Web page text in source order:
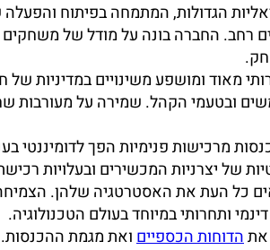
הגדולות, המתמחה בפיתוח
רחב. החברה בונה על מודל של משחקים
מאוד ומושפע משינויים במדיניות של
ובטעמי הקהל. שמירה על מעורבות
מרכישות פנימיות הפך לדומיננטי
של יצרניות המכשירים ובעלויות
כל העת את האסטרטגיה שלהן.
ותחרותי במיוחד בעולם הטכנולוגיה.
אתהדוחות הכספייםואת מגמת